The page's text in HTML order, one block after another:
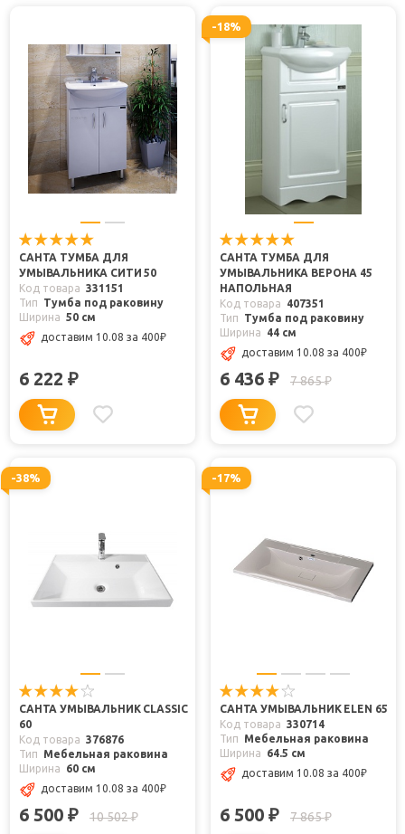
САНТА ТУМБА ДЛЯ
УМЫВАЛЬНИКА СИТИ 50
Код товара 331151
Тип
Тумба под раковину
Ширина 50 см
доставим 10.08 за 400₽
6 222 ₽
-18%
САНТА ТУМБА ДЛЯ
УМЫВАЛЬНИКА ВЕРОНА 45
НАПОЛЬНАЯ
Код товара
407351
Тип
Тумба под раковину
Ширина
44 см
доставим 10.08 за 400₽
6 436 ₽ 7 865₽
-38%
САНТА УМЫВАЛЬНИК CLASSIC
60
Код товара 376876
Тип
Мебельная раковина
Ширина
60 см
доставим 10.08 за 400₽
6 500 ₽ 10 502₽
-17%
САНТА УМЫВАЛЬНИК ELEN 65
Код товара 330714
Тип
Мебельная раковина
Ширина
64.5 см
доставим 10.08 за 400₽
6 500 ₽ 7 865₽